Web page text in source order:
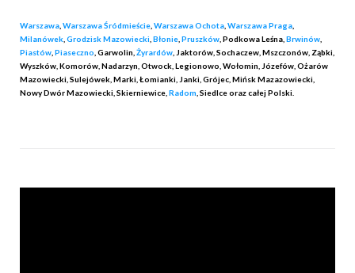
Warszawa, Warszawa Śródmieście, Warszawa Ochota, Warszawa Praga,
Milanówek, Grodzisk Mazowiecki Błonie, Pruszków, Podkowa Leśna, Brwinów,
Piastów, Piaseczno , Garwolin, Żyrardów, Jaktorów, Sochaczew, Mszczonów, Ząbki,
Wyszków, Komorów, Nadarzyn, Otwock, Legionowo, Wołomin, Józefów, Ożarów
Mazowiecki, Sulejówek, Marki, Łomianki, Janki, Grójec, Mińsk Mazazowiecki,
Nowy Dwór Mazowiecki, Skierniewice, Radom , Siedlce oraz całej Polski.